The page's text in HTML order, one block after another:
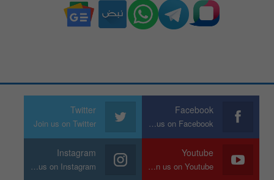
Facebook
Join us on Facebook
Twitter
Join us on Twitter
Youtube
Join us on Youtube
Instagram
Join us on Instagram